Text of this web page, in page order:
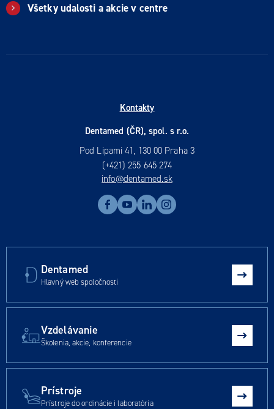
Všetky udalosti a akcie v centre
Kontakty
Dentamed (ČR), spol. s r.o.
Pod Lipami 41, 130 00 Praha 3
(+421) 255 645 274
info@dentamed.sk
Dentamed
Hlavný web spoločnosti
Vzdelávanie
Školenia, akcie, konferencie
Prístroje
Prístroje do ordinácie i laboratória